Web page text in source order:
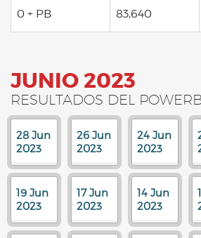
0 + PB 83,640
JUNIO 2023
RESULTADOS DEL
28 Jun
2023
26 Jun
2023
24 Jun
2023
19 Jun
2023
17 Jun
2023
14 Jun
2023